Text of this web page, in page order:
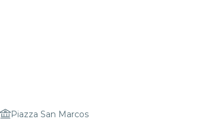
Piazza San Marcos